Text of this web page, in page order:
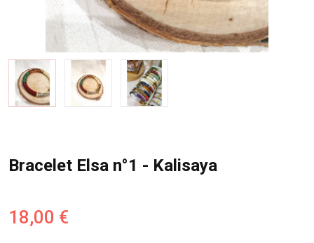
Bracelet Elsa n°1 - Kalisaya
18,00 €